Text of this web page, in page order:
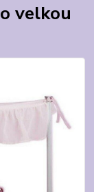
velkou